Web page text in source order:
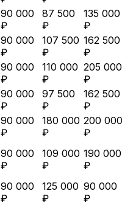
90 000
₽
87 500
₽
135 000
₽
90 000
₽
107 500
₽
162 500
₽
90 000
₽
110 000
₽
205 000
₽
90 000
₽
97 500
₽
162 500
₽
90 000
₽
180 000
₽
200 000
₽
90 000
₽
109 000
₽
190 000
₽
90 000
₽
125 000
₽
90 000
₽